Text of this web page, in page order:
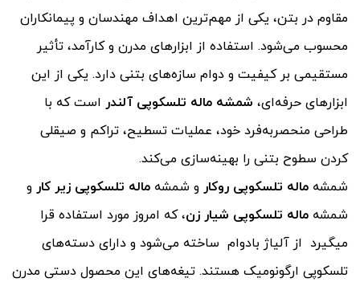
مقاوم در بتن، یکی از مهم‌ترین اهداف مهندسان و پیمانکاران
محسوب می‌شود. استفاده از ابزارهای مدرن و کارآمد، تأثیر
مستقیمی بر کیفیت و دوام سازه‌های بتنی دارد. یکی از این
ابزارهای حرفه‌ای، شمشه ماله تلسکوپی آلندر است که با
طراحی منحصربه‌فرد خود، عملیات تسطیح، تراکم و صیقلی
کردن سطوح بتنی را بهینه‌سازی می‌کند.
شمشه ماله تلسکوپی روکار و شمشه ماله تلسکوپی زیر کار و
شمشه ماله تلسکوپی شیار زن، که امروز مورد استفاده قرا
میگیرد از آلیاژ بادوام ساخته می‌شود و دارای دسته‌های
تلسکوپی ارگونومیک هستند. تیغه‌های این محصول دستی مدرن